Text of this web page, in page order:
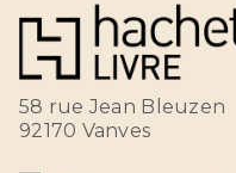
58 rue Jean Bleuzen
92170 Vanves